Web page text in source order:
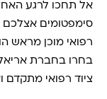
אל תחכו לרגע
סימפטומים אצלכם
רפואי מוכן מראש
בחרו בחברת
ציוד רפואי מתקדם